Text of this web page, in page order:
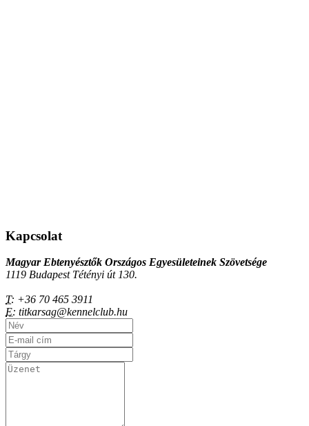
Kapcsolat
Magyar Ebtenyésztők Országos Egyesületeinek Szövetsége
1119 Budapest Tétényi út 130.
T: +36 70 465 3911
E: titkarsag@kennelclub.hu